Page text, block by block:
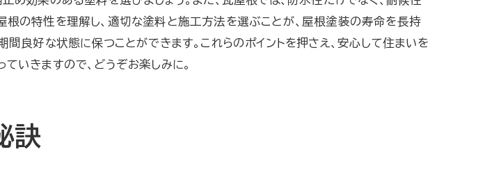
守る屋根塗装の点検方法
要な場合の手順
の特性を理解し、適切な塗料と施工方法を選ぶことが、屋根塗装の寿命を長持
良好な状態に保つことができます。これらのポイントを押さえ、安心して住まいを
いきますので、どうぞお楽しみに。
訣